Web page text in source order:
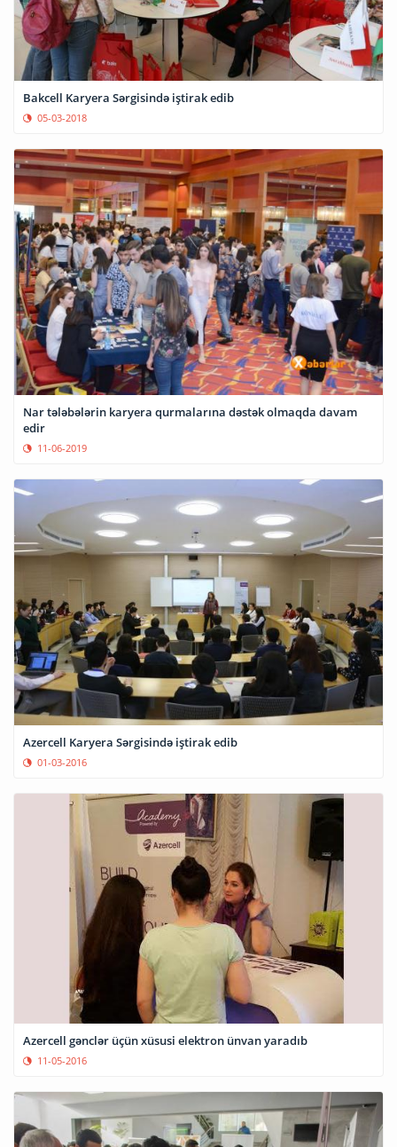
Bakcell Karyera Sərgisində iştirak edib
05-03-2018
Nar tələbələrin karyera qurmalarına dəstək olmaqda davam
edir
11-06-2019
Azercell Karyera Sərgisində iştirak edib
01-03-2016
Azercell gənclər üçün xüsusi elektron ünvan yaradıb
11-05-2016